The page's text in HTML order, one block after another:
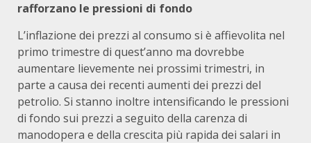
rafforzano le pressioni di fondo
L’inflazione dei prezzi al consumo si è affievolita nel
primo trimestre di quest’anno ma dovrebbe
aumentare lievemente nei prossimi trimestri, in
parte a causa dei recenti aumenti dei prezzi del
petrolio. Si stanno inoltre intensificando le pressioni
di fondo sui prezzi a seguito della carenza di
manodopera e della crescita più rapida dei salari in